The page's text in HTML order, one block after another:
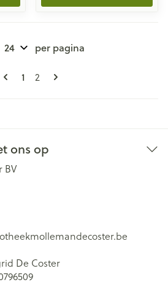
Pagina's
U lees momenteel pagina
1 Pagina
2
per pagina
ons op
BV
De Coster